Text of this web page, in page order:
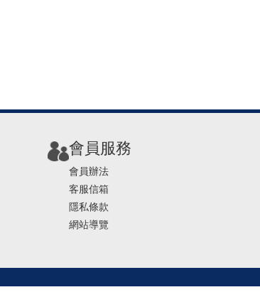
會員服務
會員辦法
客服信箱
隱私條款
網站導覽